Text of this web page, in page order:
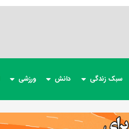
سبک زندگی دانش ورزشی